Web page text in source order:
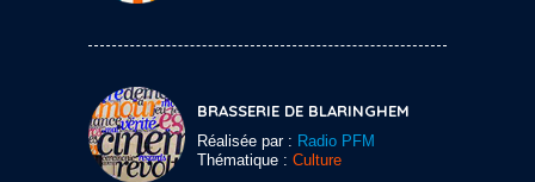
BRASSERIE DE BLARINGHEM
Réalisée par : Radio PFM
Thématique : Culture